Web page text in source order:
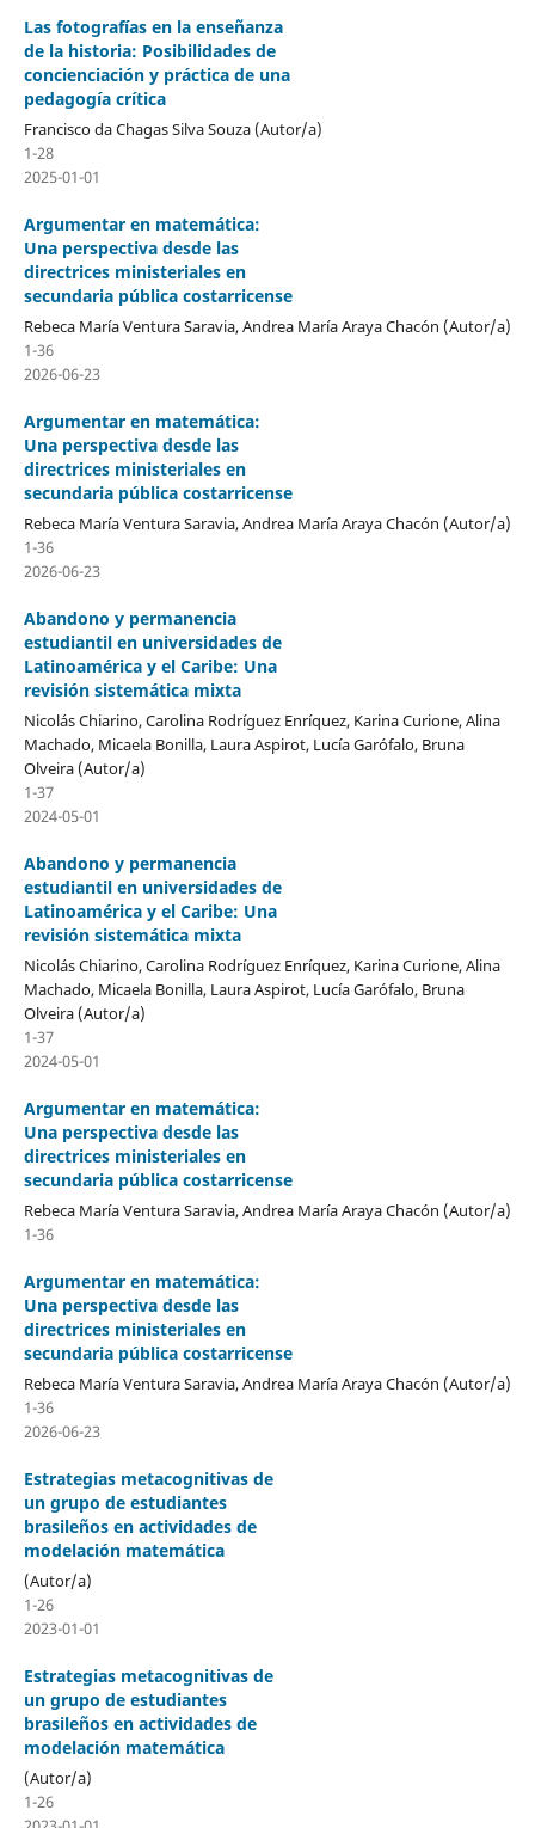
Las fotografías en la enseñanza
de la historia: Posibilidades de
concienciación y práctica de una
pedagogía crítica
Francisco da Chagas Silva Souza (Autor/a)
1-28
2025-01-01
Argumentar en matemática:
Una perspectiva desde las
directrices ministeriales en
secundaria pública costarricense
Rebeca María Ventura Saravia, Andrea María Araya Chacón (Autor/a)
1-36
2026-06-23
Argumentar en matemática:
Una perspectiva desde las
directrices ministeriales en
secundaria pública costarricense
Rebeca María Ventura Saravia, Andrea María Araya Chacón (Autor/a)
1-36
2026-06-23
Abandono y permanencia
estudiantil en universidades de
Latinoamérica y el Caribe: Una
revisión sistemática mixta
Nicolás Chiarino, Carolina Rodríguez Enríquez, Karina Curione, Alina
Machado, Micaela Bonilla, Laura Aspirot, Lucía Garófalo, Bruna
Olveira (Autor/a)
1-37
2024-05-01
Abandono y permanencia
estudiantil en universidades de
Latinoamérica y el Caribe: Una
revisión sistemática mixta
Nicolás Chiarino, Carolina Rodríguez Enríquez, Karina Curione, Alina
Machado, Micaela Bonilla, Laura Aspirot, Lucía Garófalo, Bruna
Olveira (Autor/a)
1-37
2024-05-01
Argumentar en matemática:
Una perspectiva desde las
directrices ministeriales en
secundaria pública costarricense
Rebeca María Ventura Saravia, Andrea María Araya Chacón (Autor/a)
1-36
Argumentar en matemática:
Una perspectiva desde las
directrices ministeriales en
secundaria pública costarricense
Rebeca María Ventura Saravia, Andrea María Araya Chacón (Autor/a)
1-36
2026-06-23
Estrategias metacognitivas de
un grupo de estudiantes
brasileños en actividades de
modelación matemática
(Autor/a)
1-26
2023-01-01
Estrategias metacognitivas de
un grupo de estudiantes
brasileños en actividades de
modelación matemática
(Autor/a)
1-26